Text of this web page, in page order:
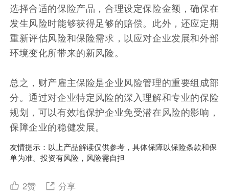
选择合适的保险产品，合理设定保险金额，确保在
发生风险时能够获得足够的赔偿。此外，还应定期
重新评估风险和保险需求，以应对企业发展和外部
环境变化所带来的新风险。
总之，财产雇主保险是企业风险管理的重要组成部
分。通过对企业特定风险的深入理解和专业的保险
规划，可以有效地保护企业免受潜在风险的影响，
保障企业的稳健发展。
友情提示：以上产品解读仅供参考，具体保障以保险条款和保
单为准。投资有风险，风险需自担
2赞 分享